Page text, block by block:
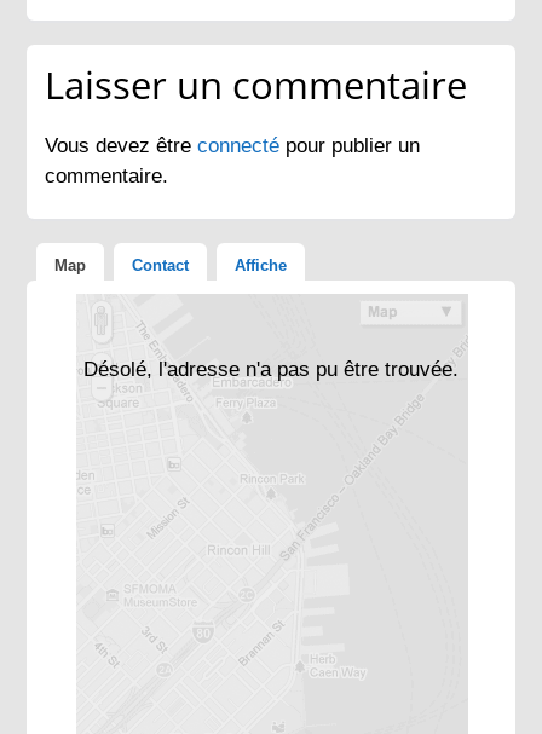
Laisser un commentaire
Vous devez êtreconnecté pour publier un
commentaire.
Map Contact Affiche
Désolé, l'adresse n'a pas pu être trouvée.